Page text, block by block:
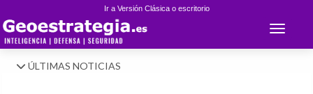
Ir a Versión Clásica o escritorio
Toggle
ÚLTIMAS NOTICIAS